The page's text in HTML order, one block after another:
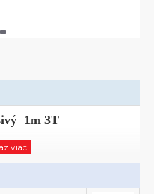
1m 3T
ťahanie, alebo upevňovanie
nákladného vozidla